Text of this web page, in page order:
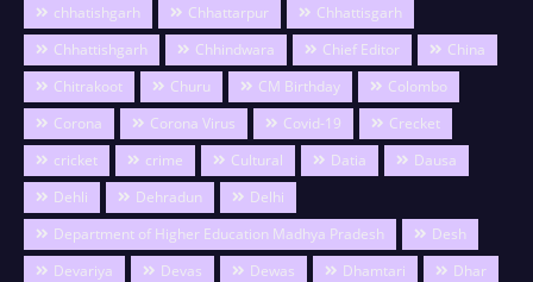
chhatishgarh
Chhattarpur
Chhattisgarh
Chhattishgarh
Chhindwara Chief Editor
China
Chitrakoot
Churu CM Birthday
Colombo
Corona
Corona Virus Covid-19
Crecket
cricket
crime Cultural Datia
Dausa
Dehli
Dehradun
Delhi
Department of Higher Education Madhya Pradesh
Desh
Devariya
Devas Dewas Dhamtari
Dhar